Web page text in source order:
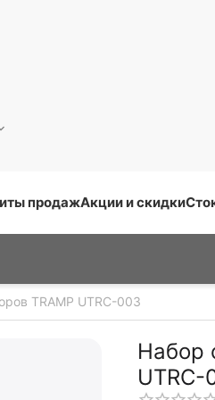
продажАкции и скидки
TRAMP UTRC-003
Набор
UTRC-